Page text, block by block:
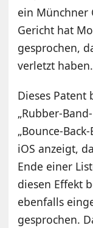
ein Münchner
Gericht hat
gesprochen,
verletzt haben.
Dieses
„Rubber-
„Bounce-
iOS anzeigt,
Ende einer
diesen Effekt
ebenfalls
gesprochen.